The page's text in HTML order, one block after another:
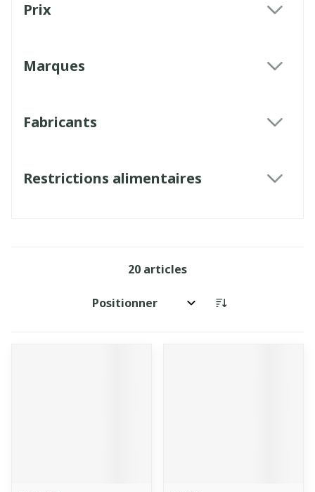
Prix
Marques
Fabricants
Restrictions alimentaires
20 articles
Trier par: